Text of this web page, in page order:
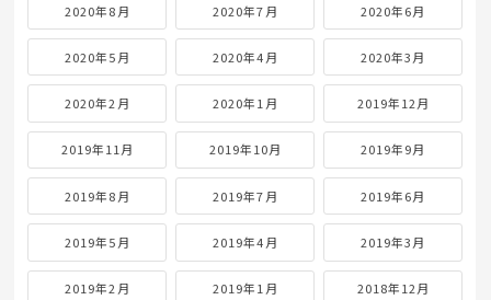
2020年8月 2020年7月 2020年6月
2020年5月 2020年4月 2020年3月
2020年2月 2020年1月 2019年12月
2019年11月 2019年10月 2019年9月
2019年8月 2019年7月 2019年6月
2019年5月 2019年4月 2019年3月
2019年2月 2019年1月 2018年12月